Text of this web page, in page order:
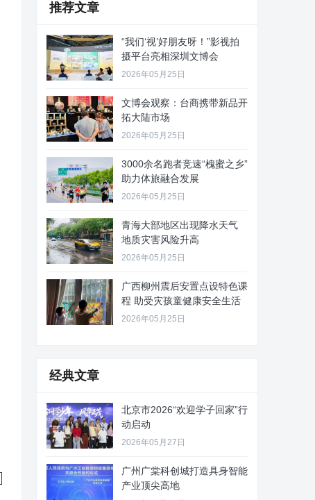
推荐文章
“我们‘视’好朋友呀！”影视拍
摄平台亮相深圳文博会
2026年05月25日
文博会观察：台商携带新品开
拓大陆市场
2026年05月25日
3000余名跑者竞速“槐蜜之乡”
助力体旅融合发展
2026年05月25日
青海大部地区出现降水天气
地质灾害风险升高
2026年05月25日
广西柳州震后安置点设特色课
程 助受灾孩童健康安全生活
2026年05月25日
经典文章
北京市2026“欢迎学子回家”行
动启动
2026年05月27日
广州广棠科创城打造具身智能
产业顶尖高地